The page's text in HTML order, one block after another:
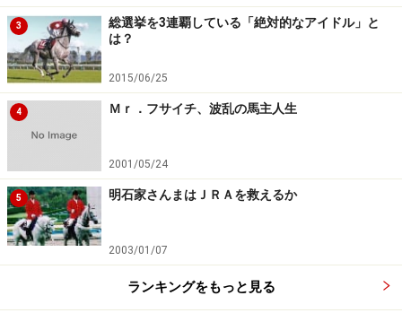
いずれにせよ、このような不思議の中で数多くのドラマ
が生まれてきたのが、日本ダービーです。
なお、「オンナ版ダービー」と言えるのがオークス。こ
ちらも同じ距離、同じコースで施行されます。この時期
の牝馬にとって、2400mは過酷な長距離。そのため、ス
タミナが勝利への大きなカギになります。
※記事内容は執筆時点のものです。最新の内容をご確認くださ
い。
3
総選挙を3連覇している「絶対的なアイドル」と
は？
2015/06/25
4 Ｍｒ．フサイチ、波乱の馬主人生
2001/05/24
5 明石家さんまはＪＲＡを救えるか
2003/01/07
ランキングをもっと見る